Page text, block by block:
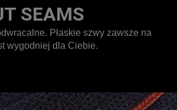
SEAMS
Płaskie szwy zawsze na
wygodniej dla Ciebie.